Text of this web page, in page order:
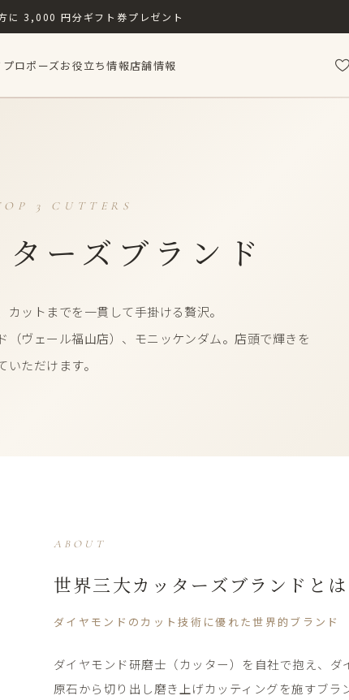
に​ 3,000 円分ギフト券プレゼント
プロポーズお役立ち情報店舗情報
3 CUTTERS
ーズブランド
ットまでを​一貫して​手掛ける​贅沢。
ヴェール福山店）、​モニッケンダム。​店頭で​輝きを​
いただけます。
ABOUT
世界三大カッターズブランドとは
ダイヤモンドの​カット技術に​優れた​世界的ブランド
ダイヤモンド研磨士​（カッター）を​自社で​抱え、​ダ
原石から​切り出し磨き上げカッティングを​施すブラ